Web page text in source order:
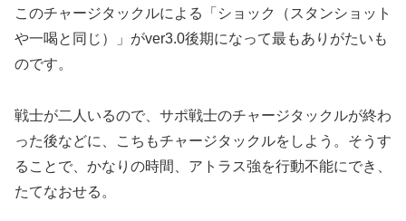
このチャージタックルによる「ショック（スタンショット
や一喝と同じ）」がver3.0後期になって最もありがたいも
のです。
戦士が二人いるので、サポ戦士のチャージタックルが終わ
った後などに、こちもチャージタックルをしよう。そうす
ることで、かなりの時間、アトラス強を行動不能にでき、
たてなおせる。